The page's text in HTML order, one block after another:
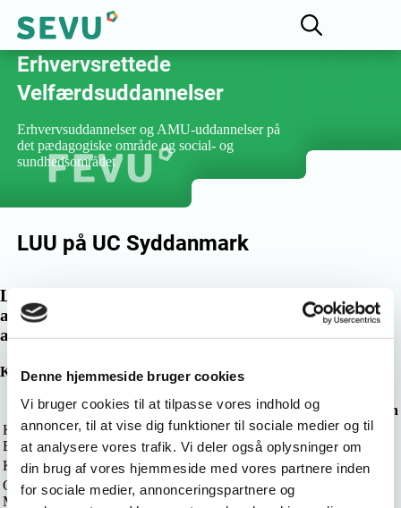
Denne hjemmeside bruger cookies
Vi bruger cookies til at tilpasse vores indhold og
annoncer, til at vise dig funktioner til sociale medier og til
at analysere vores trafik. Vi deler også oplysninger om
din brug af vores hjemmeside med vores partnere inden
for sociale medier, annonceringspartnere og
Fællesudvalget for
Erhvervsrettede
Velfærdsuddannelser
Erhvervsuddannelser og AMU-uddannelser på
det pædagogiske område og social- og
sundhedsområdet
LUU på UC Syddanmark
Lokalt uddannelsesudvalg for pædagogisk
assistentuddannelse (PAU) og pædagogisk
arbejdsmarkedsuddannelse (AMU)
Kontakt udvalget via e-mail: jwie@ucsyd.dk
Navn Titel Rolle
Organisation
Karen Birgitte
Bach Hove
Faglig sekretær Formand
Kira Vanggaard
Pædagogisk konsulent Medlem
KL
Gitte Paulsen
Mikkelsen
Sektorformand Medlem